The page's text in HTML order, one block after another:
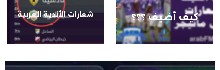
شعارات الأندية العربية كيف أضيف ؟؟؟